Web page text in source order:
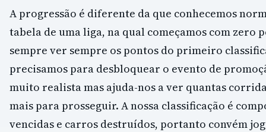
A progressão é diferente da que conhecemos
tabela de uma liga, na qual começamos com zero
sempre ver sempre os pontos do primeiro
precisamos para desbloquear o evento de
muito realista mas ajuda-nos a ver quantas
mais para prosseguir. A nossa classificação é
vencidas e carros destruídos, portanto convém